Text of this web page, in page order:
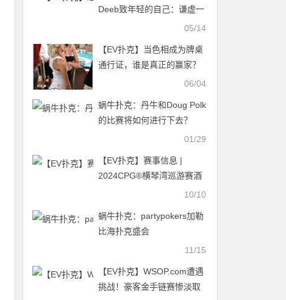
Deeb致年轻的自己：谦虚一
05/14
【EV扑克】当色相成为牌桌
通行证，谁是真正的赢家？
06/04
蜗牛扑克：丹牛和Doug Polk
的比赛将如何进行下去？
01/29
【EV扑克】赛事信息 |
2024CPG®横琴湾巡游赛酒
10/10
蜗牛扑克：partypokers加勒
比海扑克盛会
11/15
【EV扑克】WSOP.com遭遇
挑战！豪客金手链赛惨淡取